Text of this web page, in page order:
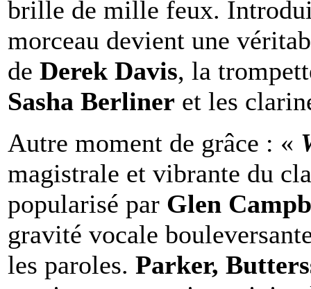
brille de mille feux.
morceau devient une
de Derek Davis, la
Sasha Berliner et les
Autre moment de grâce : «
magistrale et vibrante du
popularisé par Glen
gravité vocale
les paroles. Parker,